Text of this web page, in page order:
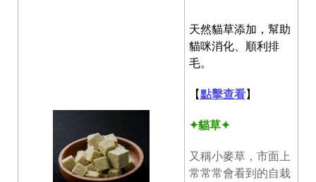
天然貓草添加，幫助
貓咪消化、順利排
毛。
【點擊查看】
✦貓草✦
又稱小麥草，市面上
常常常會看到的自栽